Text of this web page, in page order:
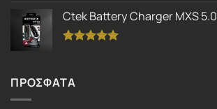
από 5
Ctek Battery Charger MXS 5.0
ΠΡΟΣΦΑΤΑ